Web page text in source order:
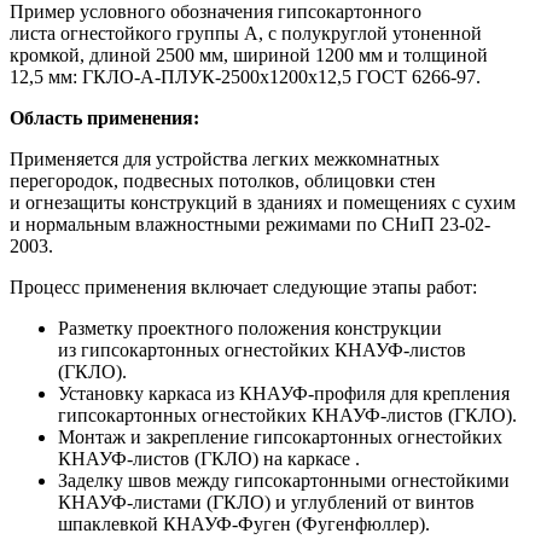
Пример условного обозначения гипсокартонного
листа огнестойкого группы А, с полукруглой утоненной
кромкой, длиной 2500 мм, шириной 1200 мм и толщиной
12,5 мм: ГКЛО-А-ПЛУК-2500х1200х12,5 ГОСТ 6266-97.
Область применения:
Применяется для устройства легких межкомнатных
перегородок, подвесных потолков, облицовки стен
и огнезащиты конструкций в зданиях и помещениях с сухим
и нормальным влажностными режимами по СНиП 23-02-
2003.
Процесс применения включает следующие этапы работ:
Разметку проектного положения конструкции
из гипсокартонных огнестойких КНАУФ-листов
(ГКЛО).
Установку каркаса из КНАУФ-профиля для крепления
гипсокартонных огнестойких КНАУФ-листов (ГКЛО).
Монтаж и закрепление гипсокартонных огнестойких
КНАУФ-листов (ГКЛО) на каркасе .
Заделку швов между гипсокартонными огнестойкими
КНАУФ-листами (ГКЛО) и углублений от винтов
шпаклевкой КНАУФ-Фуген (Фугенфюллер).